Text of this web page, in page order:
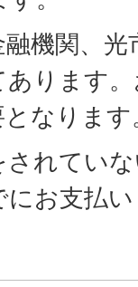
機関、
ります
なります
れてい
お支払